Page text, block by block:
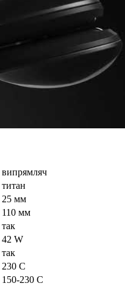
випрямляч
титан
25 мм
110 мм
так
42 W
так
230 C
150-230 C